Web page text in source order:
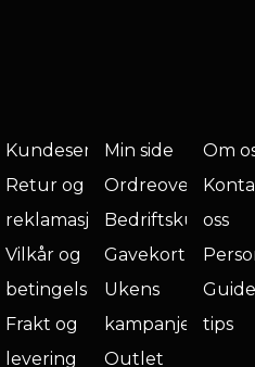
Kundeservice
Retur og
reklamasjon
Vilkår og
betingelser
Frakt og
levering
Min side
Ordreoversikt
Bedriftskunde
Gavekort
Ukens
kampanje
Outlet
Om
oss
tips